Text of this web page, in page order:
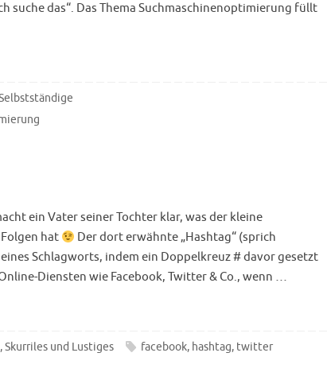
suche das“. Das Thema Suchmaschinenoptimierung füllt
ein Vater seiner Tochter klar, was der kleine
hat
Der dort erwähnte „Hashtag“ (sprich
Schlagworts, indem ein Doppelkreuz # davor gesetzt
Diensten wie Facebook, Twitter & Co., wenn …
,Skurriles und Lustiges facebook, hashtag, twitter